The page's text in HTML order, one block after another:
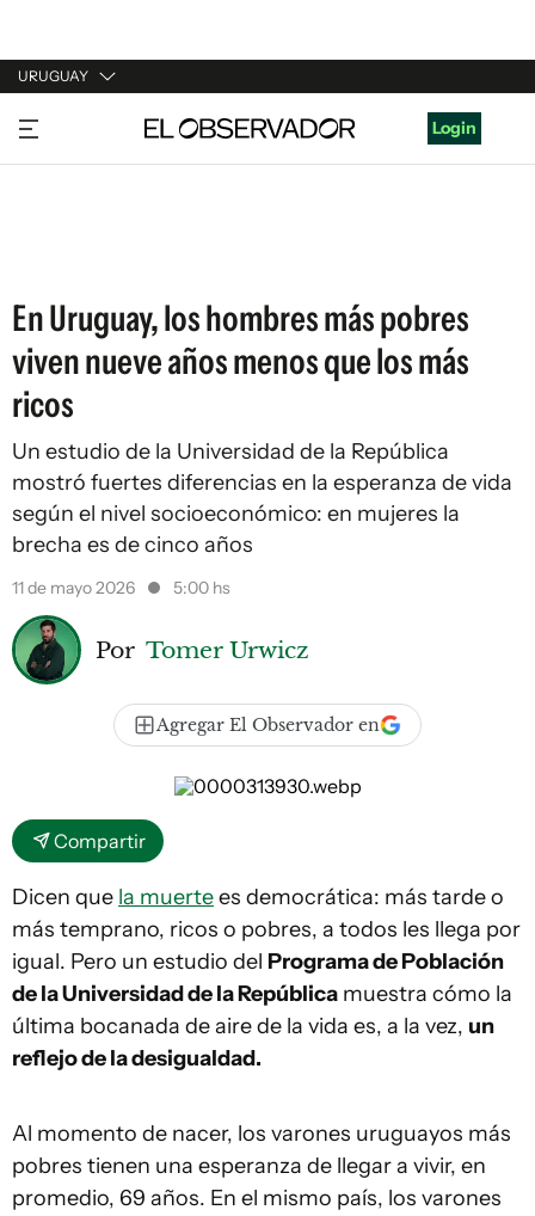
URUGUAY
URUGUAY
ARGENTINA
Login
En Uruguay, los hombres más pobres
viven nueve años menos que los más
ricos
Un estudio de la Universidad de la República
mostró fuertes diferencias en la esperanza de vida
según el nivel socioeconómico: en mujeres la
brecha es de cinco años
11 de mayo 2026 5:00 hs
Por Tomer Urwicz
Agregar El Observador en
Compartir
Dicen que la muertees democrática: más tarde o
más temprano, ricos o pobres, a todos les llega por
igual. Pero un estudio del Programa de Población
de la Universidad de la República muestra cómo la
última bocanada de aire de la vida es, a la vez, un
reflejo de la desigualdad.
Al momento de nacer, los varones uruguayos más
pobres tienen una esperanza de llegar a vivir, en
promedio, 69 años. En el mismo país, los varones